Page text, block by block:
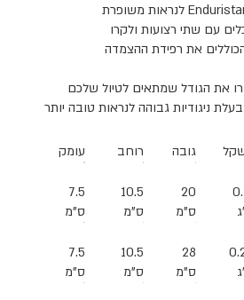
לנראות משופרת
עם שתי רצועות ולקרו
את רפידת ההצמדה
את הגודל שמתאים לטיול שלכם
ניגודיות גבוהה לנראות טובה יותר
גובה רוחב עומק
20
ס"מ
10.5
ס"מ
7.5
ס"מ
28
ס"מ
10.5
ס"מ
7.5
ס"מ